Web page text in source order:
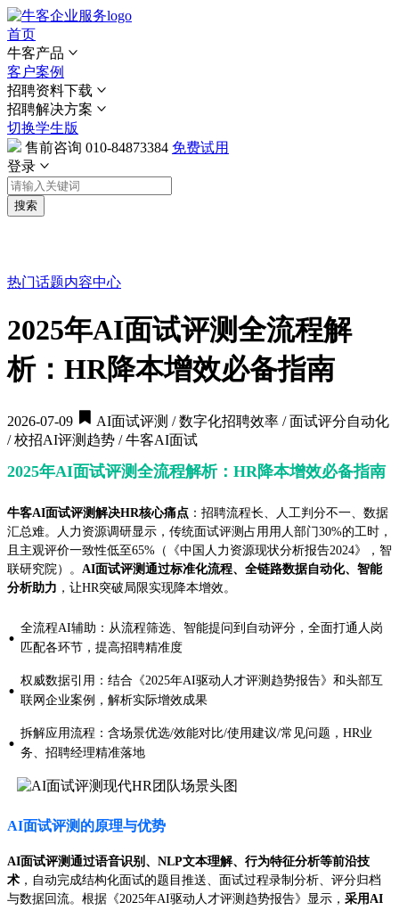
首页
牛客产品
客户案例
招聘资料下载
招聘解决方案
切换学生版
售前咨询 010-84873384 免费试用
登录
搜索
热门话题内容中心
2025年AI面试评测全流程解
析：HR降本增效必备指南
2026-07-09
AI面试评测 / 数字化招聘效率 / 面试评分自动化
/ 校招AI评测趋势 / 牛客AI面试
2025年AI面试评测全流程解析：HR降本增效必备指南
牛客AI面试评测解决HR核心痛点 ：招聘流程长、人工判分不一、数据
汇总难。人力资源调研显示，传统面试评测占用用人部门30%的工时，
且主观评价一致性低至65%（《中国人力资源现状分析报告2024》，智
联研究院）。 AI面试评测通过标准化流程、全链路数据自动化、智能
分析助力 ，让HR突破局限实现降本增效。
· 全流程AI辅助：从流程筛选、智能提问到自动评分，全面打通人岗
匹配各环节，提高招聘精准度
· 权威数据引用：结合《2025年AI驱动人才评测趋势报告》和头部互
联网企业案例，解析实际增效成果
· 拆解应用流程：含场景优选/效能对比/使用建议/常见问题，HR业
务、招聘经理精准落地
AI面试评测的原理与优势
AI面试评测通过语音识别、NLP文本理解、行为特征分析等前沿技
术 ，自动完成结构化面试的题目推送、面试过程录制分析、评分归档
与数据回流。根据《2025年AI驱动人才评测趋势报告》显示， 采用AI